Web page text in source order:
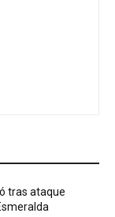
tras ataque